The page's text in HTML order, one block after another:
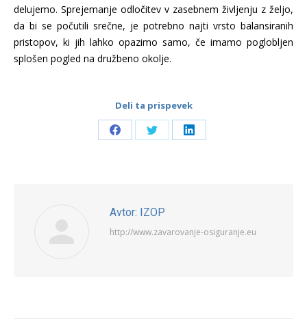
delujemo. Sprejemanje odločitev v zasebnem življenju z željo,
da bi se počutili srečne, je potrebno najti vrsto balansiranih
pristopov, ki jih lahko opazimo samo, če imamo poglobljen
splošen pogled na družbeno okolje.
Deli ta prispevek
Share Share Share
Avtor: IZOP
http://www.zavarovanje-osiguranje.eu